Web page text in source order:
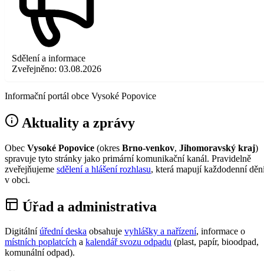
Sdělení a informace
Zveřejněno: 03.08.2026
Informační portál obce Vysoké Popovice
Aktuality a zprávy
Obec Vysoké Popovice (okres Brno-venkov, Jihomoravský kraj)
spravuje tyto stránky jako primární komunikační kanál. Pravidelně
zveřejňujeme sdělení a hlášení rozhlasu, která mapují každodenní
v obci.
Úřad a administrativa
Digitální úřední deska obsahuje vyhlášky a nařízení, informace o
místních poplatcích a kalendář svozu odpadu (plast, papír, bioodpad,
komunální odpad).